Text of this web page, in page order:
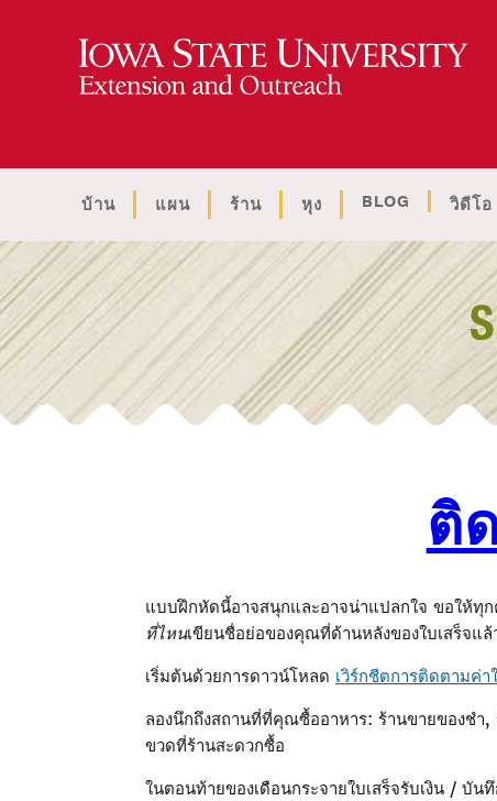
บ้าน แผน ร้าน หุง BLOG วิดีโอ
ติ
แบบฝึกหัดนี้อาจสนุกและอาจน่าแปลกใจ ขอให้ทุ
ที่ไหนเขียนชื่อย่อของคุณที่ด้านหลังของใบเสร็จแ
เริ่มต้นด้วยการดาวน์โหลด เวิร์กชีตการติดตามค่า
ลองนึกถึงสถานที่ที่คุณซื้ออาหาร: ร้านขายของชํา,
ขวดที่ร้านสะดวกซื้อ
ในตอนท้ายของเดือนกระจายใบเสร็จรับเงิน / บั